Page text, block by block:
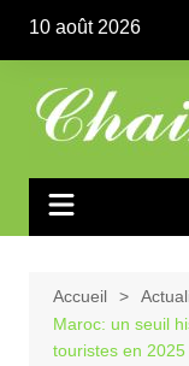
contenu
10 août 2026
Accueil
Maroc: un seuil
touristes en